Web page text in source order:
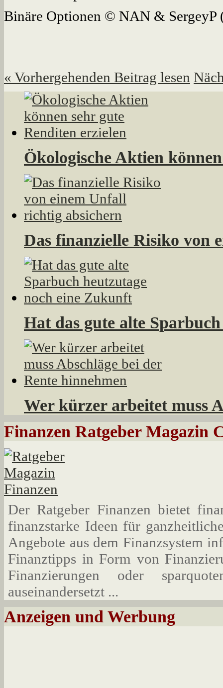
Binäre Optionen © NAN & SergeyP
« Vorhergehenden Beitrag lesen
Ökologische Aktien
Das finanzielle Risiko von
Hat das gute alte
Wer kürzer arbeitet muss
Finanzen Ratgeber Magazin
Der Ratgeber Finanzen bietet
finanzstarke Ideen für
Angebote aus dem Finanzsystem
Finanztipps in Form von
Finanzierungen oder
auseinandersetzt ...
Anzeigen und Werbung